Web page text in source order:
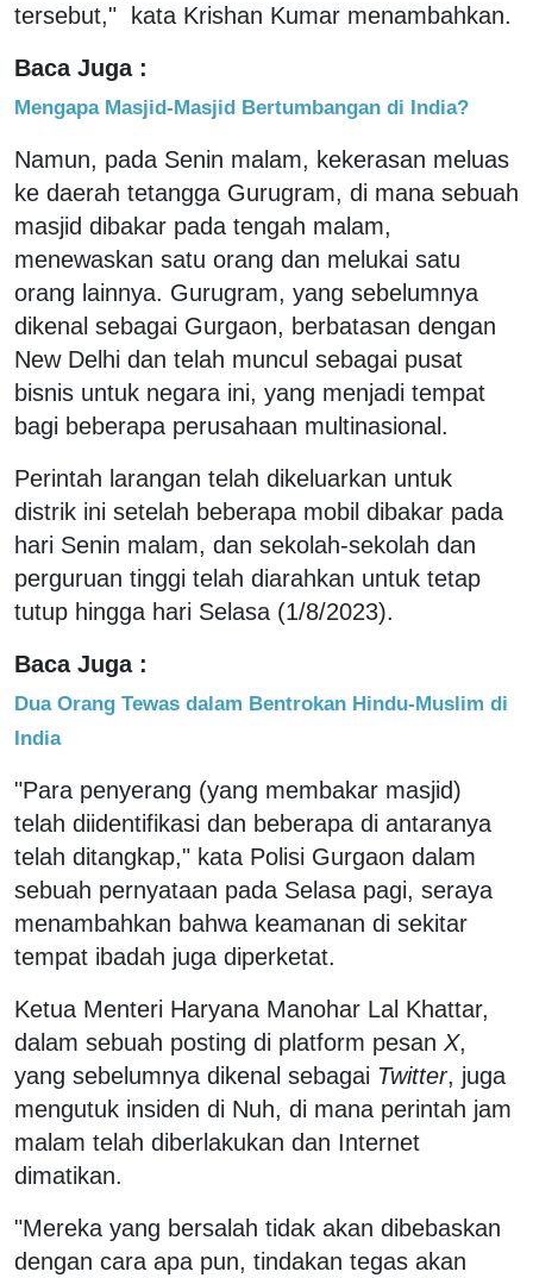
tersebut," kata Krishan Kumar menambahkan.
Baca Juga :
Mengapa Masjid-Masjid Bertumbangan di India?
Namun, pada Senin malam, kekerasan meluas
ke daerah tetangga Gurugram, di mana sebuah
masjid dibakar pada tengah malam,
menewaskan satu orang dan melukai satu
orang lainnya. Gurugram, yang sebelumnya
dikenal sebagai Gurgaon, berbatasan dengan
New Delhi dan telah muncul sebagai pusat
bisnis untuk negara ini, yang menjadi tempat
bagi beberapa perusahaan multinasional.
Perintah larangan telah dikeluarkan untuk
distrik ini setelah beberapa mobil dibakar pada
hari Senin malam, dan sekolah-sekolah dan
perguruan tinggi telah diarahkan untuk tetap
tutup hingga hari Selasa (1/8/2023).
Baca Juga :
Dua Orang Tewas dalam Bentrokan Hindu-Muslim di
India
"Para penyerang (yang membakar masjid)
telah diidentifikasi dan beberapa di antaranya
telah ditangkap," kata Polisi Gurgaon dalam
sebuah pernyataan pada Selasa pagi, seraya
menambahkan bahwa keamanan di sekitar
tempat ibadah juga diperketat.
Ketua Menteri Haryana Manohar Lal Khattar,
dalam sebuah posting di platform pesan X,
yang sebelumnya dikenal sebagai Twitter, juga
mengutuk insiden di Nuh, di mana perintah jam
malam telah diberlakukan dan Internet
dimatikan.
"Mereka yang bersalah tidak akan dibebaskan
dengan cara apa pun, tindakan tegas akan